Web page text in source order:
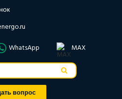
WhatsApp MAX
вопрос